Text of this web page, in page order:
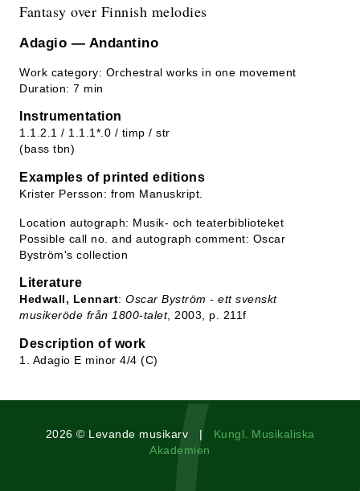
Fantasy over Finnish melodies
Adagio — Andantino
Work category: Orchestral works in one movement
Duration: 7 min
Instrumentation
1.1.2.1 / 1.1.1*.0 / timp / str
(bass tbn)
Examples of printed editions
Krister Persson: from Manuskript.
Location autograph: Musik- och teaterbiblioteket
Possible call no. and autograph comment: Oscar
Byström's collection
Literature
Hedwall, Lennart: Oscar Byström - ett svenskt
musikeröde från 1800-talet, 2003, p. 211f
Description of work
1. Adagio E minor 4/4 (C)
2026 © Levande musikarv | Kungl. Musikaliska
Akademien